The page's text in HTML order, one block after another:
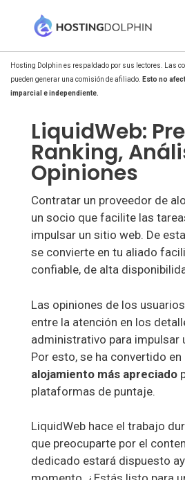
Hosting Dolphin es respaldado por sus lectores. Las
pueden generar una comisión de afiliado.
Esto no
imparcial e independiente.
LiquidWeb:
Ranking,
Opiniones
Contratar un proveedor de
un socio que facilite las
impulsar un sitio web. De
se convierte en tu aliado
confiable, de alta
Las opiniones de los
entre la atención en los
administrativo para impulsar
Por esto, se ha convertido en
alojamiento más apreciado
plataformas de puntaje.
LiquidWeb hace el trabajo
que preocuparte por el
dedicado estará dispuesto